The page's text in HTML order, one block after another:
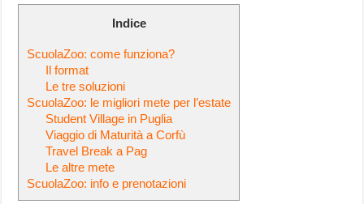
Indice
ScuolaZoo: come funziona?
Il format
Le tre soluzioni
ScuolaZoo: le migliori mete per l’estate
Student Village in Puglia
Viaggio di Maturità a Corfù
Travel Break a Pag
Le altre mete
ScuolaZoo: info e prenotazioni